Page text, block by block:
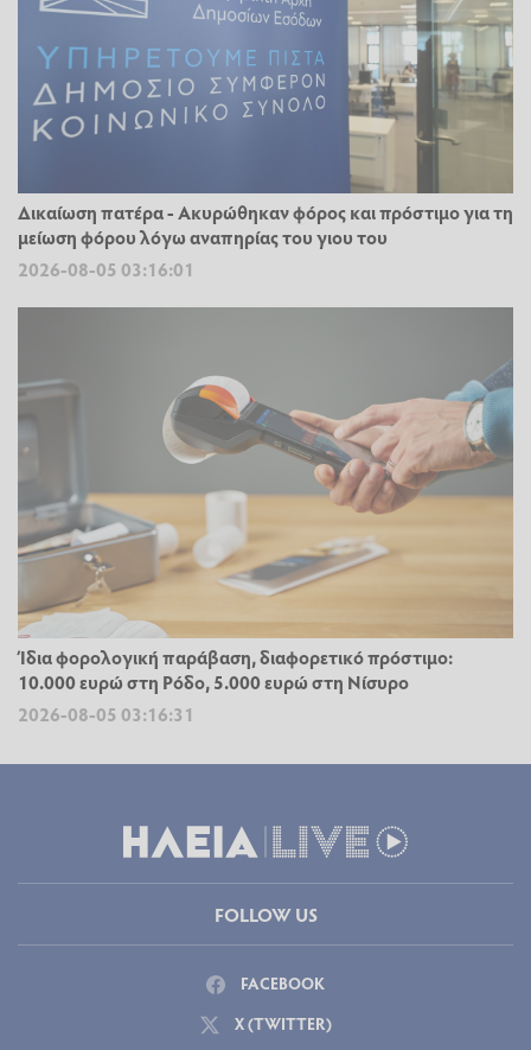
Δικαίωση πατέρα - Ακυρώθηκαν φόρος και πρόστιμο για τη
μείωση φόρου λόγω αναπηρίας του γιου του
2026-08-05 03:16:01
Ίδια φορολογική παράβαση, διαφορετικό πρόστιμο:
10.000 ευρώ στη Ρόδο, 5.000 ευρώ στη Νίσυρο
2026-08-05 03:16:31
FOLLOW US
FACEBOOK
X (TWITTER)